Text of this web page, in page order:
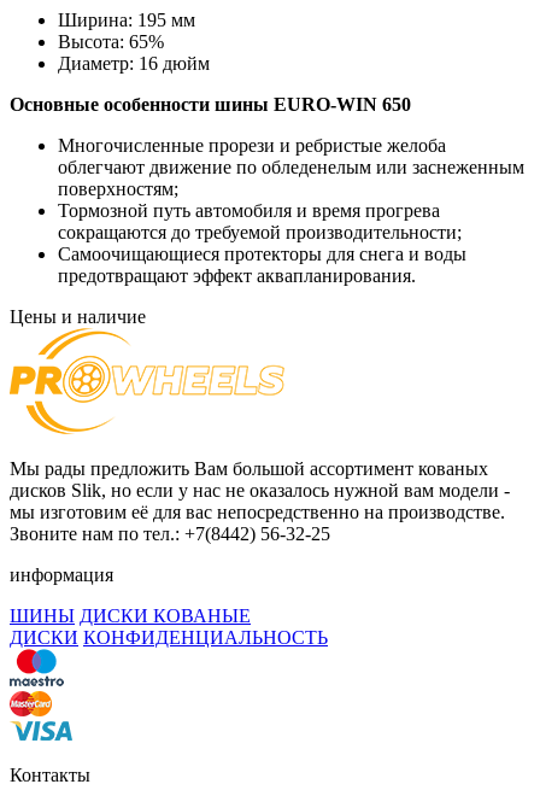
Ширина: 195 мм
Высота: 65%
Диаметр: 16 дюйм
Основные особенности шины EURO-WIN 650
Многочисленные прорези и ребристые желоба
облегчают движение по обледенелым или заснеженным
поверхностям;
Тормозной путь автомобиля и время прогрева
сокращаются до требуемой производительности;
Самоочищающиеся протекторы для снега и воды
предотвращают эффект аквапланирования.
Цены и наличие
Мы рады предложить Вам большой ассортимент кованых
дисков Slik, но если у нас не оказалось нужной вам модели -
мы изготовим её для вас непосредственно на производстве.
Звоните нам по тел.: +7(8442) 56-32-25
информация
ШИНЫ ДИСКИ КОВАНЫЕ
ДИСКИ КОНФИДЕНЦИАЛЬНОСТЬ
Контакты